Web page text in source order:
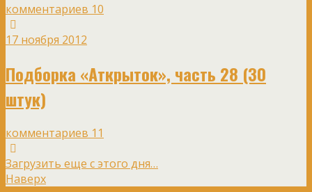
комментариев 10
17 ноября 2012
Подборка «Аткрыток», часть 28 (30
штук)
комментариев 11
Загрузить еще с этого дня…
Наверх